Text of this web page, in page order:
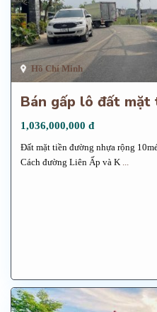
Hồ Chí Minh
Bán gấp lô đất mặt
1,036,000,000 đ
Đất mặt tiền đường nhựa rộng
Cách đường Liên Ấp và K